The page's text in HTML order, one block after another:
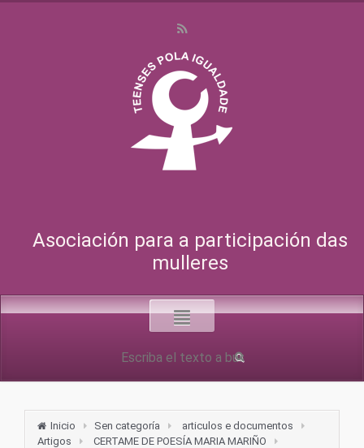
Asociación para a participación das
mulleres
Inicio Sen categoría
articulos e documentos
Artigos
CERTAME DE POESÍA MARIA MARIÑO